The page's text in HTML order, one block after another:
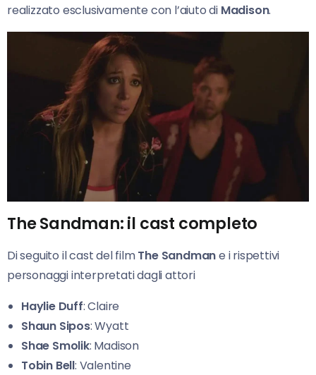
realizzato esclusivamente con l’aiuto di Madison.
The Sandman: il cast completo
Di seguito il cast del filmThe Sandmane i rispettivi
personaggi interpretati dagli attori
Haylie Duff: Claire
Shaun Sipos: Wyatt
Shae Smolik: Madison
Tobin Bell: Valentine